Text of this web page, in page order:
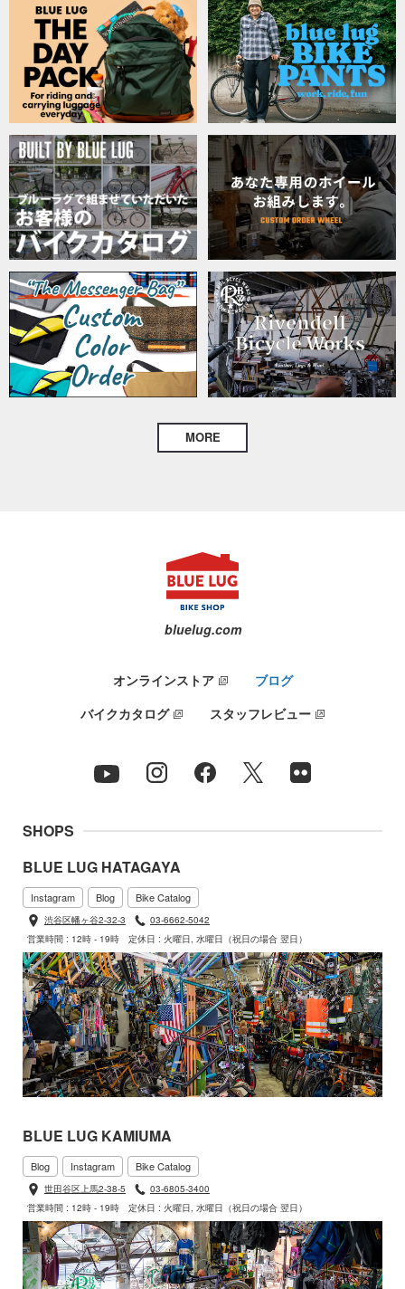
MORE
bluelug.com
オンラインストア
ブログ
バイクカタログ
スタッフレビュー
SHOPS
BLUE LUG HATAGAYA
Instagram Blog Bike Catalog
渋谷区幡ヶ谷2-32-3
03-6662-5042
営業時間 : 12時 - 19時
定休日 : 火曜日, 水曜日（祝日の場合 翌日）
BLUE LUG KAMIUMA
Blog Instagram Bike Catalog
世田谷区上馬2-38-5
03-6805-3400
営業時間 : 12時 - 19時
定休日 : 火曜日, 水曜日（祝日の場合 翌日）